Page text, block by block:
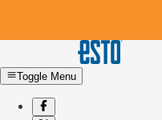
Toggle Menu